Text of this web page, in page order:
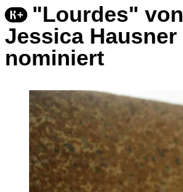
"Lourdes" von
Jessica Hausner
nominiert